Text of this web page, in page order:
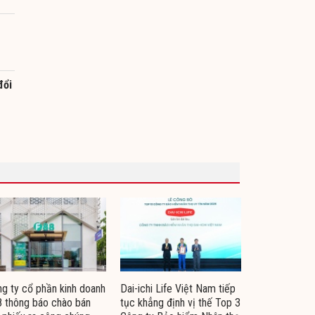
ty cổ phần kinh doanh
thông báo chào bán
Dai-ichi Life Việt Nam tiếp
tục khẳng định vị thế Top 3